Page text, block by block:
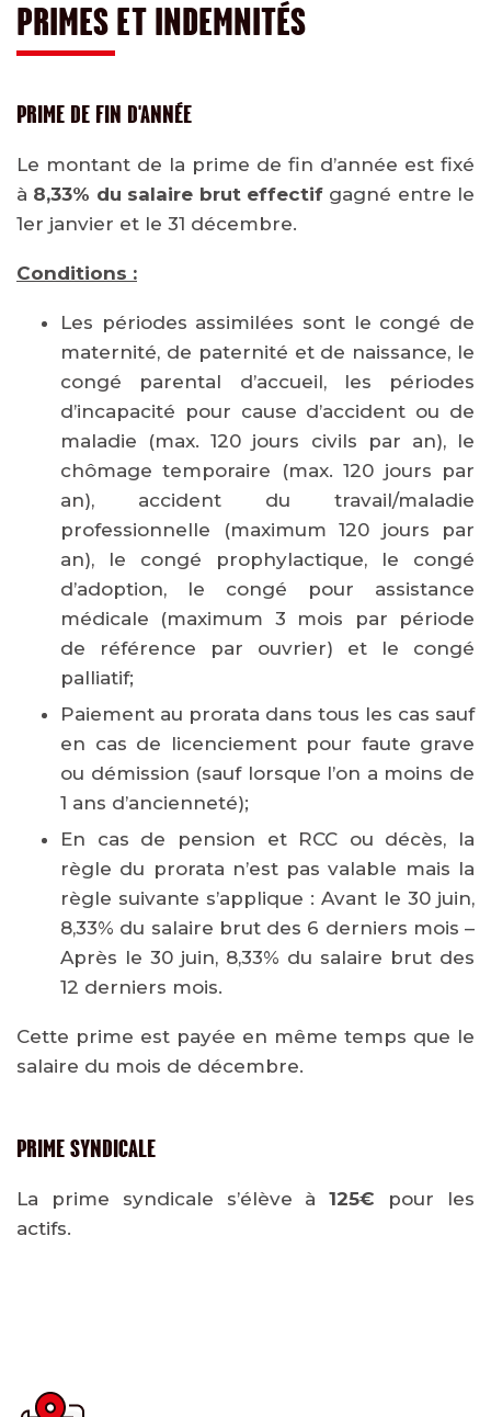
PRIMES ET INDEMNITÉS
PRIME DE FIN D'ANNÉE
Le montant de la prime de fin d’année est fixé
à 8,33% du salaire brut effectifgagné entre le
1er janvier et le 31 décembre.
Conditions :
Les périodes assimilées sont le congé de
maternité, de paternité et de naissance, le
congé parental d’accueil, les périodes
d’incapacité pour cause d’accident ou de
maladie (max. 120 jours civils par an), le
chômage temporaire (max. 120 jours par
an), accident du travail/maladie
professionnelle (maximum 120 jours par
an), le congé prophylactique, le congé
d’adoption, le congé pour assistance
médicale (maximum 3 mois par période
de référence par ouvrier) et le congé
palliatif;
Paiement au prorata dans tous les cas sauf
en cas de licenciement pour faute grave
ou démission (sauf lorsque l’on a moins de
1 ans d’ancienneté);
En cas de pension et RCC ou décès, la
règle du prorata n’est pas valable mais la
règle suivante s’applique : Avant le 30 juin,
8,33% du salaire brut des 6 derniers mois –
Après le 30 juin, 8,33% du salaire brut des
12 derniers mois.
Cette prime est payée en même temps que le
salaire du mois de décembre.
PRIME SYNDICALE
La prime syndicale s’élève à125€ pour les
actifs.